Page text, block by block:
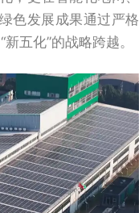
色发展成果通过严格
五化”的战略跨越。